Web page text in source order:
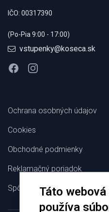
IČO: 00317390
(Po-Pia 9:00 - 17:00)
vstupenky@koseca.sk
FacebookInstagram
Ochrana osobných údajov
Cookies
Obchodné podmienky
Reklamačný poriadok
Spôsoby platby
Táto
používa